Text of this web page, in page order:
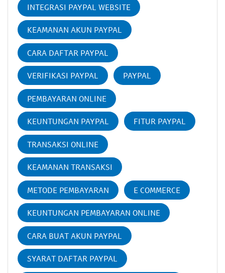
INTEGRASI PAYPAL WEBSITE
KEAMANAN AKUN PAYPAL
CARA DAFTAR PAYPAL
VERIFIKASI PAYPAL PAYPAL
PEMBAYARAN ONLINE
KEUNTUNGAN PAYPAL FITUR PAYPAL
TRANSAKSI ONLINE
KEAMANAN TRANSAKSI
METODE PEMBAYARAN E COMMERCE
KEUNTUNGAN PEMBAYARAN ONLINE
CARA BUAT AKUN PAYPAL
SYARAT DAFTAR PAYPAL